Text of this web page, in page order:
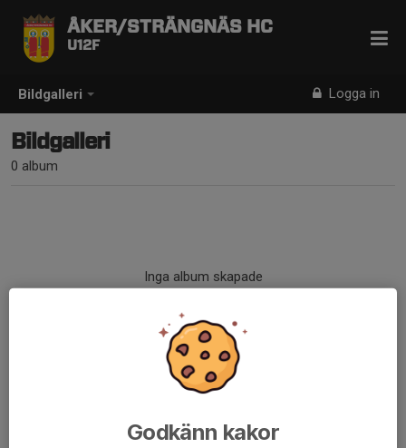
Bildgalleri Logga in
ÅKER/STRÄNGNÄS HC
U12F
Bildgalleri
0 album
Inga album skapade
Godkänn kakor